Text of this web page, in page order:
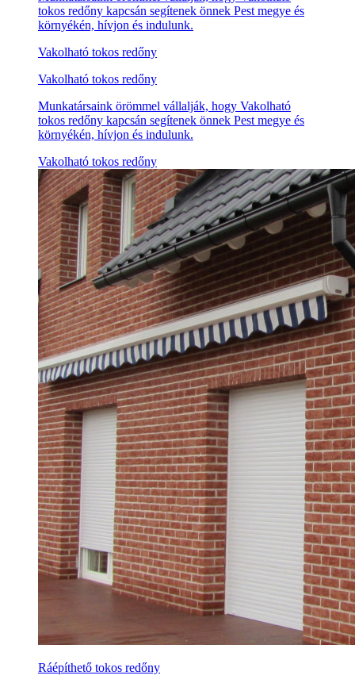
tokos redőny kapcsán segítenek önnek Pest megye és
környékén, hívjon és indulunk.
Vakolható tokos redőny
Vakolható tokos redőny
Munkatársaink örömmel vállalják, hogy Vakolható
tokos redőny kapcsán segítenek önnek Pest megye és
környékén, hívjon és indulunk.
Vakolható tokos redőny
Ráépíthető tokos redőny